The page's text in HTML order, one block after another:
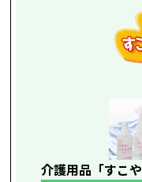
介護用品「すこ